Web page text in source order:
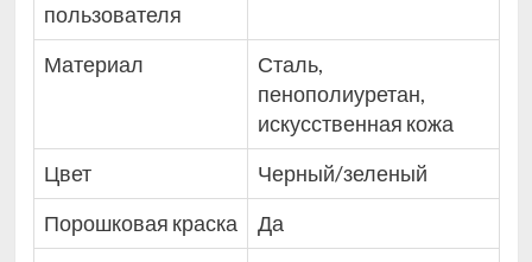
пользователя
Материал
Сталь,
пенополиуретан,
искусственная кожа
Цвет
Черный/зеленый
Порошковая краска
Да